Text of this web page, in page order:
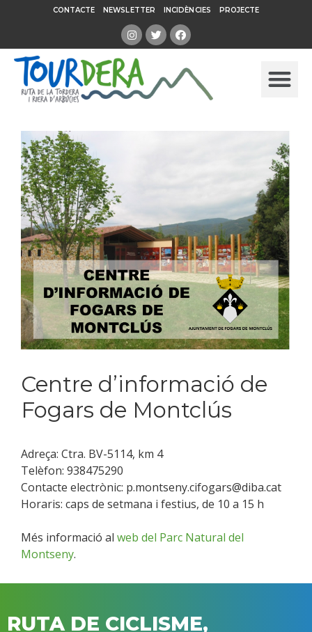
CONTACTE NEWSLETTER INCIDÈNCIES PROJECTE
Centre d’informació de
Fogars de Montclús
Adreça: Ctra. BV-5114, km 4
Telèfon: 938475290
Contacte electrònic: p.montseny.cifogars@diba.cat
Horaris: caps de setmana i festius, de 10 a 15 h
Més informació al web del Parc Natural del
Montseny.
RUTA DE CICLISME,